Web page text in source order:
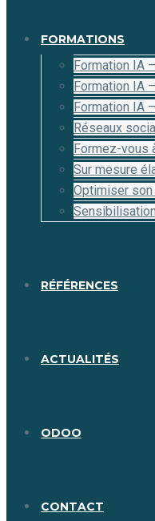
FORMATIONS
Formation IA
Formation IA
Formation IA
Réseaux
Formez-vous
Sur mesure
Optimiser son
RÉFÉRENCES
ACTUALITÉS
ODOO
CONTACT